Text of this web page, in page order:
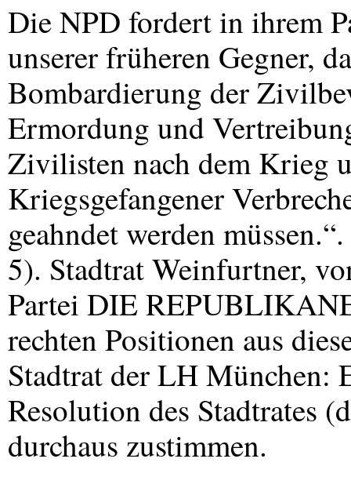
DieNPD fordert in ihrem
unserer früheren Gegner,
Bombardierung der
Ermordung und
Zivilisten nach dem Krieg
Kriegsgefangener
geahndet werden
5). Stadtrat Weinfurtner,
Partei DIE
rechten Positionen aus
Stadtrat der LH München:
Resolution des Stadtrates
durchaus zustimmen.